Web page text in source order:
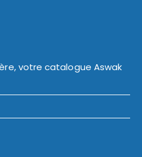
votre catalogue Aswak